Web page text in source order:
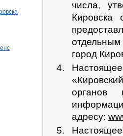
числа,
город
Настоящее
органов
адресу: